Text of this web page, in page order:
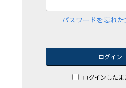
パスワードを忘れた
ログイン
ログインしたま